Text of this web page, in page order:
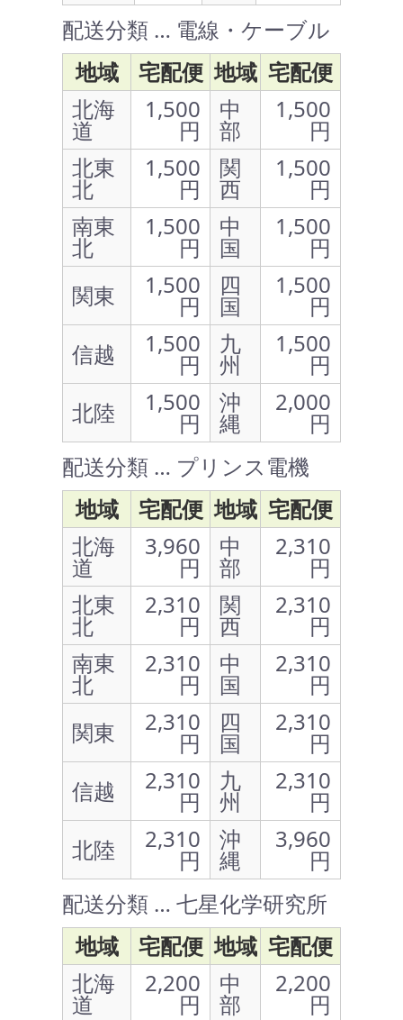
配送分類 … 電線・ケーブル
地域
宅配便 地域 宅配便
北海
道
1,500
円
中
部
1,500
円
北東
北
1,500
円
関
西
1,500
円
南東
北
1,500
円
中
国
1,500
円
関東
1,500
円
四
国
1,500
円
信越
1,500
円
九
州
1,500
円
北陸
1,500
円
沖
縄
2,000
円
配送分類 … プリンス電機
地域
宅配便 地域 宅配便
北海
道
3,960
円
中
部
2,310
円
北東
北
2,310
円
関
西
2,310
円
南東
北
2,310
円
中
国
2,310
円
関東
2,310
円
四
国
2,310
円
信越
2,310
円
九
州
2,310
円
北陸
2,310
円
沖
縄
3,960
円
配送分類 … 七星化学研究所
地域
宅配便 地域 宅配便
北海
道
2,200
円
中
部
2,200
円